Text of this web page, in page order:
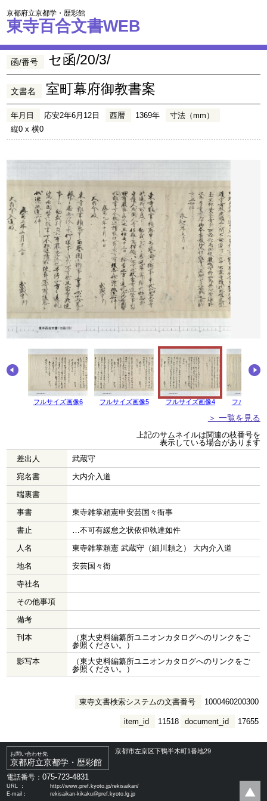
京都府立京都学・歴彩館
東寺百合文書WEB
函/番号 セ函/20/3/
文書名 室町幕府御教書案
年月日 応安2年6月12日 西暦 1369年
寸法（mm）
縦0 x 横0
フルサイズ画像6 フルサイズ画像5 フルサイズ画像4 フルサイズ
＞ 一覧を見る
上記のサムネイルは関連の枝番号を
表示している場合があります
差出人
武蔵守
宛名書
大内介入道
端裏書
事書
東寺雑掌頼憲申安芸国々衙事
書止
…不可有緩怠之状依仰執達如件
人名
東寺雑掌頼憲 武蔵守（細川頼之） 大内介入道
地名
安芸国々衙
寺社名
その他事項
備考
刊本
（東大史料編纂所ユニオンカタログへのリンクをご
参照ください。）
影写本
（東大史料編纂所ユニオンカタログへのリンクをご
参照ください。）
東寺文書検索システムの文書番号 1000460200300
document_id 17655
item_id 11518
お問い合わせ先
京都府立京都学・歴彩館
京都市左京区下鴨半木町1番地29
電話番号：075-723-4831
URL ：
http://www.pref.kyoto.jp/rekisaikan/
E-mail：
rekisaikan-kikaku@pref.kyoto.lg.jp